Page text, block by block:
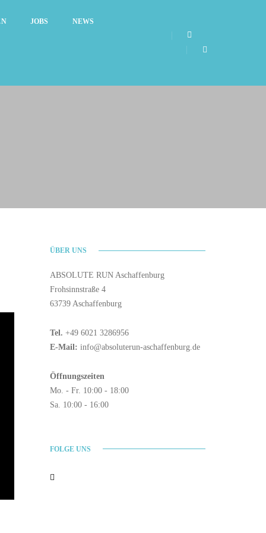
JOBS NEWS
ÜBER UNS
ABSOLUTE RUN Aschaffenburg
Frohsinnstraße 4
63739 Aschaffenburg
Tel. +49 6021 3286956
E-Mail: info@absoluterun-aschaffenburg.de
Öffnungszeiten
Mo. - Fr. 10:00 - 18:00
Sa. 10:00 - 16:00
FOLGE UNS